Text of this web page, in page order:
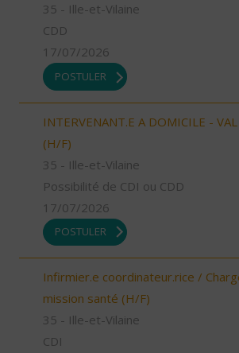
35 - Ille-et-Vilaine
CDD
17/07/2026
POSTULER
INTERVENANT.E A DOMICILE -
(H/F)
35 - Ille-et-Vilaine
Possibilité de CDI ou CDD
17/07/2026
POSTULER
Infirmier.e coordinateur.rice /
mission santé (H/F)
35 - Ille-et-Vilaine
CDI